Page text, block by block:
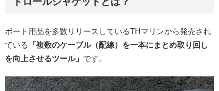
ボート用品を多数リリースしているTHマリンから発売され
ている
「複数のケーブル（配線）を一本にまとめ取り回し
を向上させるツール」 です。